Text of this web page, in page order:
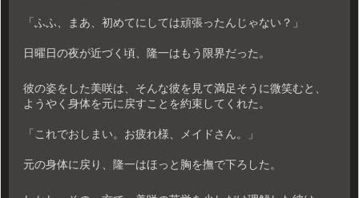
「ふふ、まあ、初めてにしては頑張ったんじゃない？」
日曜日の夜が近づく頃、隆一はもう限界だった。
彼の姿をした美咲は、そんな彼を見て満足そうに微笑むと、
ようやく身体を元に戻すことを約束してくれた。
「これでおしまい。お疲れ様、メイドさん。」
元の身体に戻り、隆一はほっと胸を撫で下ろした。